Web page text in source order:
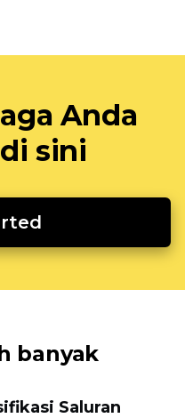
Anda
sini
banyak
Saluran